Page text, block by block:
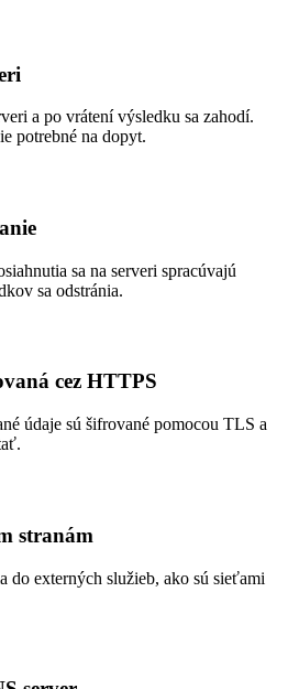
a po vrátení výsledku sa zahodí.
potrebné na dopyt.
sa na serveri spracúvajú
sa odstránia.
cez HTTPS
údaje sú šifrované pomocou TLS a
stranám
do externých služieb, ako sú sieťami